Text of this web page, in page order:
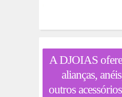
A DJOIAS
alianças,
outros